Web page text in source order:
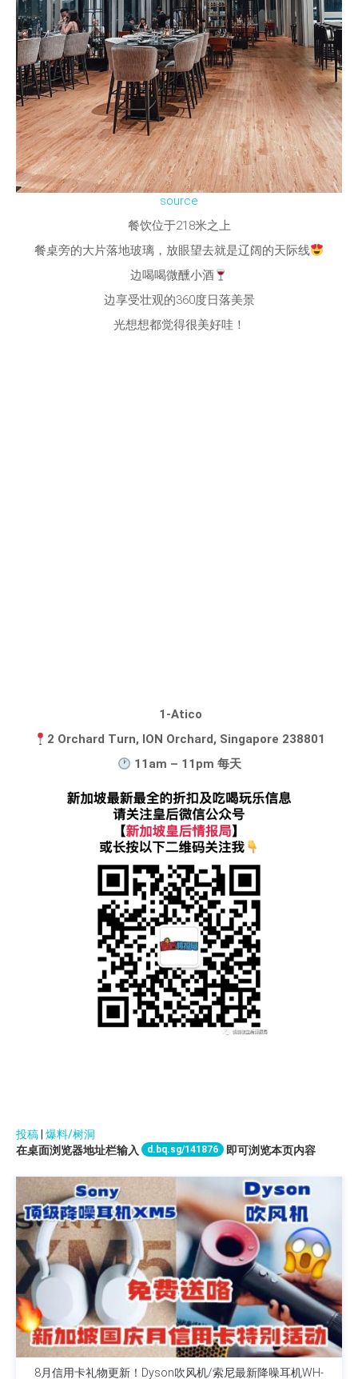
source
餐饮位于218米之上
餐桌旁的大片落地玻璃，放眼望去就是辽阔的天际线
边喝喝微醺小酒
边享受壮观的360度日落美景
光想想都觉得很美好哇！
1-Atico
2 Orchard Turn, ION Orchard, Singapore 238801
11am – 11pm 每天
投稿| 爆料/树洞
在桌面浏览器地址栏输入
d.bq.sg/141876 即可浏览本页内容
8月信用卡礼物更新！Dyson吹风机/索尼最新降噪耳机WH-